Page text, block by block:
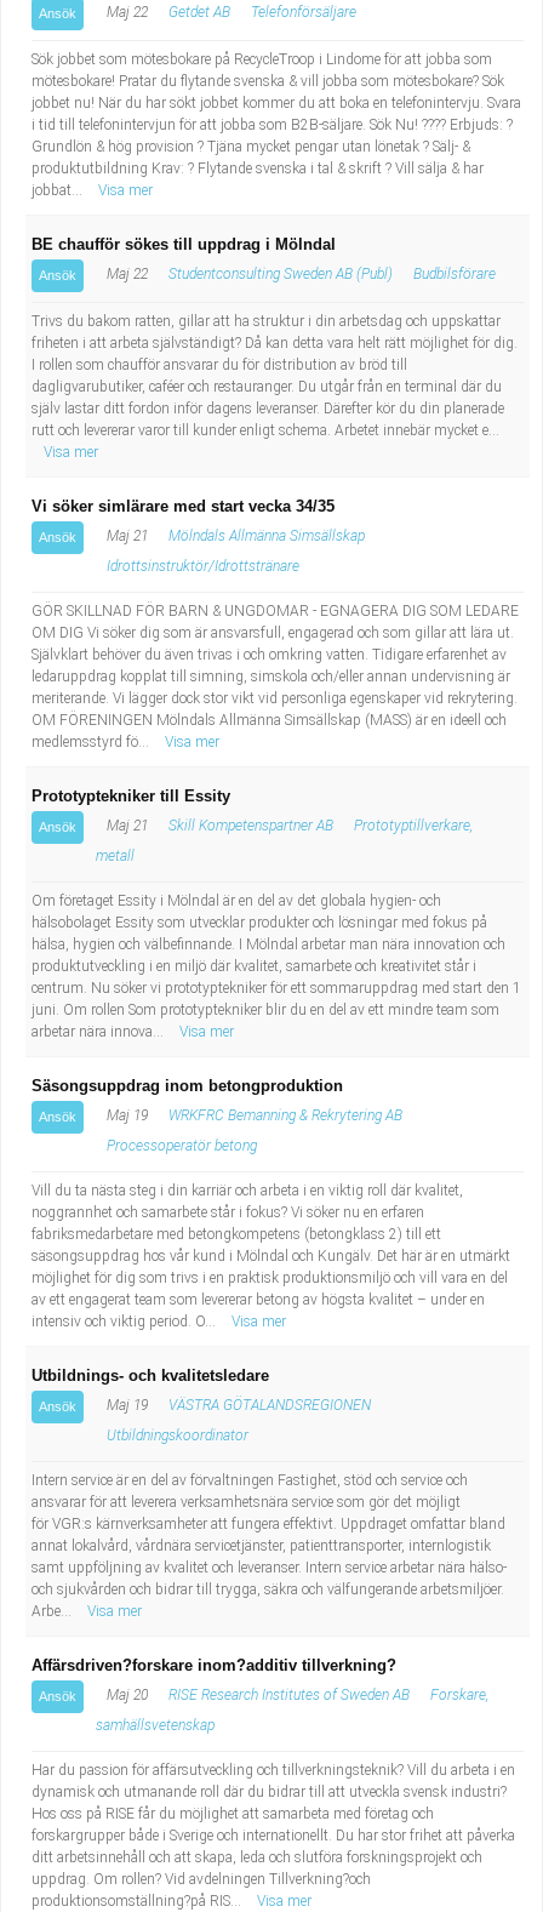
Ansök Maj 22 Getdet AB Telefonförsäljare
Sök jobbet som mötesbokare på RecycleTroop i Lindome för att jobba som
mötesbokare! Pratar du flytande svenska & vill jobba som mötesbokare? Sök
jobbet nu! När du har sökt jobbet kommer du att boka en telefonintervju. Svara
i tid till telefonintervjun för att jobba som B2B-säljare. Sök Nu! ???? Erbjuds: ?
Grundlön & hög provision ? Tjäna mycket pengar utan lönetak ? Sälj- &
produktutbildning Krav: ? Flytande svenska i tal & skrift ? Vill sälja & har
jobbat...
Visa mer
BE chaufför sökes till uppdrag i Mölndal
Ansök Maj 22 Studentconsulting Sweden AB (Publ) Budbilsförare
Trivs du bakom ratten, gillar att ha struktur i din arbetsdag och uppskattar
friheten i att arbeta självständigt? Då kan detta vara helt rätt möjlighet för dig.
I rollen som chaufför ansvarar du för distribution av bröd till
dagligvarubutiker, caféer och restauranger. Du utgår från en terminal där du
själv lastar ditt fordon inför dagens leveranser. Därefter kör du din planerade
rutt och levererar varor till kunder enligt schema. Arbetet innebär mycket e...
Visa mer
Vi söker simlärare med start vecka 34/35
Ansök Maj 21
Mölndals Allmänna Simsällskap
Idrottsinstruktör/Idrottstränare
GÖR SKILLNAD FÖR BARN & UNGDOMAR - EGNAGERA DIG SOM LEDARE
OM DIG Vi söker dig som är ansvarsfull, engagerad och som gillar att lära ut.
Självklart behöver du även trivas i och omkring vatten. Tidigare erfarenhet av
ledaruppdrag kopplat till simning, simskola och/eller annan undervisning är
meriterande. Vi lägger dock stor vikt vid personliga egenskaper vid rekrytering.
OM FÖRENINGEN Mölndals Allmänna Simsällskap (MASS) är en ideell och
medlemsstyrd fö...
Visa mer
Prototyptekniker till Essity
Ansök Maj 21 Skill Kompetenspartner AB
Prototyptillverkare,
metall
Om företaget Essity i Mölndal är en del av det globala hygien- och
hälsobolaget Essity som utvecklar produkter och lösningar med fokus på
hälsa, hygien och välbefinnande. I Mölndal arbetar man nära innovation och
produktutveckling i en miljö där kvalitet, samarbete och kreativitet står i
centrum. Nu söker vi prototyptekniker för ett sommaruppdrag med start den 1
juni. Om rollen Som prototyptekniker blir du en del av ett mindre team som
arbetar nära innova...
Visa mer
Säsongsuppdrag inom betongproduktion
Ansök Maj 19
WRKFRC Bemanning & Rekrytering AB
Processoperatör betong
Vill du ta nästa steg i din karriär och arbeta i en viktig roll där kvalitet,
noggrannhet och samarbete står i fokus? Vi söker nu en erfaren
fabriksmedarbetare med betongkompetens (betongklass 2) till ett
säsongsuppdrag hos vår kund i Mölndal och Kungälv. Det här är en utmärkt
möjlighet för dig som trivs i en praktisk produktionsmiljö och vill vara en del
av ett engagerat team som levererar betong av högsta kvalitet – under en
intensiv och viktig period. O...
Visa mer
Utbildnings- och kvalitetsledare
Ansök Maj 19
VÄSTRA GÖTALANDSREGIONEN
Utbildningskoordinator
Intern service är en del av förvaltningen Fastighet, stöd och service och
ansvarar för att leverera verksamhetsnära service som gör det möjligt
för VGR:s kärnverksamheter att fungera effektivt. Uppdraget omfattar bland
annat lokalvård, vårdnära servicetjänster, patienttransporter, internlogistik
samt uppföljning av kvalitet och leveranser. Intern service arbetar nära hälso-
och sjukvården och bidrar till trygga, säkra och välfungerande arbetsmiljöer.
Arbe...
Visa mer
Affärsdriven?forskare inom?additiv tillverkning?
Ansök Maj 20 RISE Research Institutes of Sweden AB
Forskare,
samhällsvetenskap
Har du passion för affärsutveckling och tillverkningsteknik? Vill du arbeta i en
dynamisk och utmanande roll där du bidrar till att utveckla svensk industri?
Hos oss på RISE får du möjlighet att samarbeta med företag och
forskargrupper både i Sverige och internationellt. Du har stor frihet att påverka
ditt arbetsinnehåll och att skapa, leda och slutföra forskningsprojekt och
uppdrag. Om rollen? Vid avdelningen Tillverkning?och
produktionsomställning?på RIS...
Visa mer